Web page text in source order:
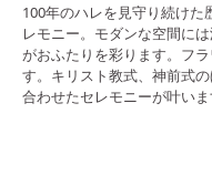
100年のハレを見守り続け
レモニー。モダンな空間に
がおふたりを彩ります。フ
す。キリスト教式、神前式
合わせたセレモニーが叶いま